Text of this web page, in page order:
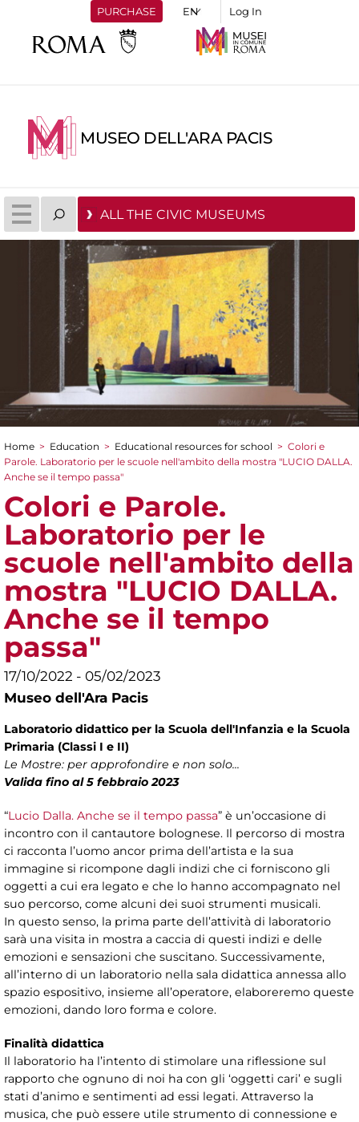
PURCHASE Log In
MUSEO DELL'ARA PACIS
ALL THE CIVIC MUSEUMS
You are here
Home > Education > Educational resources for school > Colori e
Parole. Laboratorio per le scuole nell'ambito della mostra "LUCIO DALLA.
Anche se il tempo passa"
Colori e Parole.
Laboratorio per le
scuole nell'ambito della
mostra "LUCIO DALLA.
Anche se il tempo
passa"
17/10/2022 - 05/02/2023
Museo dell'Ara Pacis
Laboratorio didattico per la Scuola dell'Infanzia e la Scuola
Primaria (Classi I e II)
Le Mostre: per approfondire e non solo...
Valida fino al 5 febbraio 2023
“Lucio Dalla. Anche se il tempo passa” è un’occasione di
incontro con il cantautore bolognese. Il percorso di mostra
ci racconta l’uomo ancor prima dell’artista e la sua
immagine si ricompone dagli indizi che ci forniscono gli
oggetti a cui era legato e che lo hanno accompagnato nel
suo percorso, come alcuni dei suoi strumenti musicali.
In questo senso, la prima parte dell’attività di laboratorio
sarà una visita in mostra a caccia di questi indizi e delle
emozioni e sensazioni che suscitano. Successivamente,
all’interno di un laboratorio nella sala didattica annessa allo
spazio espositivo, insieme all’operatore, elaboreremo queste
emozioni, dando loro forma e colore.
Finalità didattica
Il laboratorio ha l’intento di stimolare una riflessione sul
rapporto che ognuno di noi ha con gli ‘oggetti cari’ e sugli
stati d’animo e sentimenti ad essi legati. Attraverso la
musica, che può essere utile strumento di connessione e